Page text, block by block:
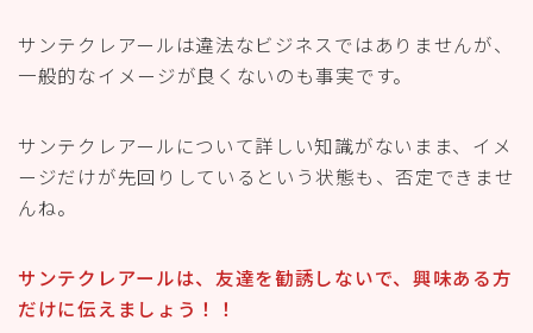
サンテクレアールは違法なビジネスではありませんが、
一般的なイメージが良くないのも事実です。
サンテクレアールについて詳しい知識がないまま、イメ
ージだけが先回りしているという状態も、否定できませ
んね。
サンテクレアールは、友達を勧誘しないで、興味ある方
だけに伝えましょう！！